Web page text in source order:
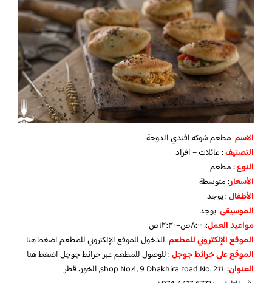
الاسم: مطعم شوكة افندي الدوحة
التصنيف: عائلات – افراد
النوع :مطعم
الأسعار:متوسطة
الأطفال:يوجد
الموسيقى:يوجد
مواعيد العمل:، ٨:٠٠ص–١٢:٣٠ص
الموقع الإلكتروني للمطعم: للدخول للموقع الإلكتروني للمطعماضغط هنا
الموقع على خرائط جوجل: للوصول للمطعم عبر خرائط جوجلاضغط هنا
العنوان: